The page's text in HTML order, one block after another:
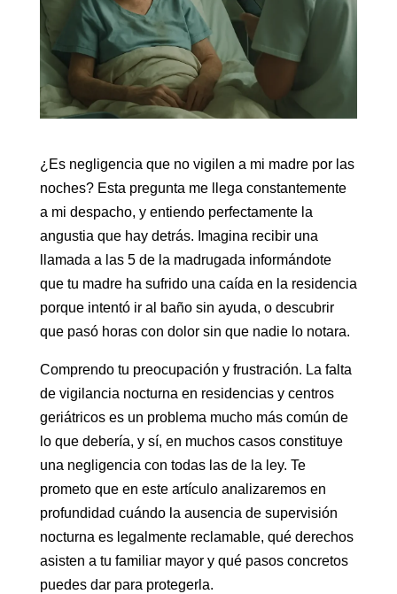
¿Es negligencia que no vigilen a mi madre por las
noches? Esta pregunta me llega constantemente
a mi despacho, y entiendo perfectamente la
angustia que hay detrás. Imagina recibir una
llamada a las 5 de la madrugada informándote
que tu madre ha sufrido una caída en la residencia
porque intentó ir al baño sin ayuda, o descubrir
que pasó horas con dolor sin que nadie lo notara.
Comprendo tu preocupación y frustración. La falta
de vigilancia nocturna en residencias y centros
geriátricos es un problema mucho más común de
lo que debería, y sí, en muchos casos constituye
una negligencia con todas las de la ley. Te
prometo que en este artículo analizaremos en
profundidad cuándo la ausencia de supervisión
nocturna es legalmente reclamable, qué derechos
asisten a tu familiar mayor y qué pasos concretos
puedes dar para protegerla.